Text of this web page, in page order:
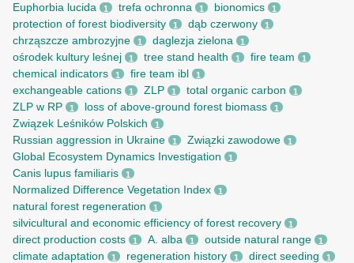
Euphorbia lucida 1 trefa ochronna 1 bionomics 1
protection of forest biodiversity 1 dąb czerwony 1
chrząszcze ambrozyjne 1 daglezja zielona 1
ośrodek kultury leśnej 1 tree stand health 1 fire team 1
chemical indicators 1 fire team ibl 1
exchangeable cations 1 ZLP 1 total organic carbon 1
ZLP w RP 1 loss of above-ground forest biomass 1
Związek Leśników Polskich 1
Russian aggression in Ukraine 1 Związki zawodowe 1
Global Ecosystem Dynamics Investigation 1
Canis lupus familiaris 1
Normalized Difference Vegetation Index 1
natural forest regeneration 1
silvicultural and economic efficiency of forest recovery 1
direct production costs 1 A. alba 1 outside natural range 1
climate adaptation 1 regeneration history 1 direct seeding 1